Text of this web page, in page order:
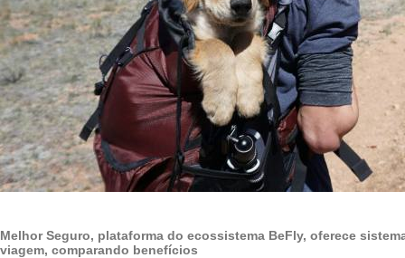
Melhor Seguro, plataforma do ecossistema BeFly, oferece
viagem, comparando benefícios